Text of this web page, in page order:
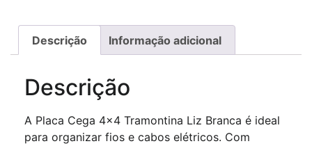
Descrição Informação adicional
Descrição
A Placa Cega 4×4 Tramontina Liz Branca é ideal
para organizar fios e cabos elétricos. Com